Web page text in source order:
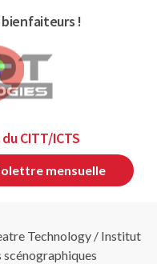
!
CITT/ICTS
mensuelle
Technology / Institut